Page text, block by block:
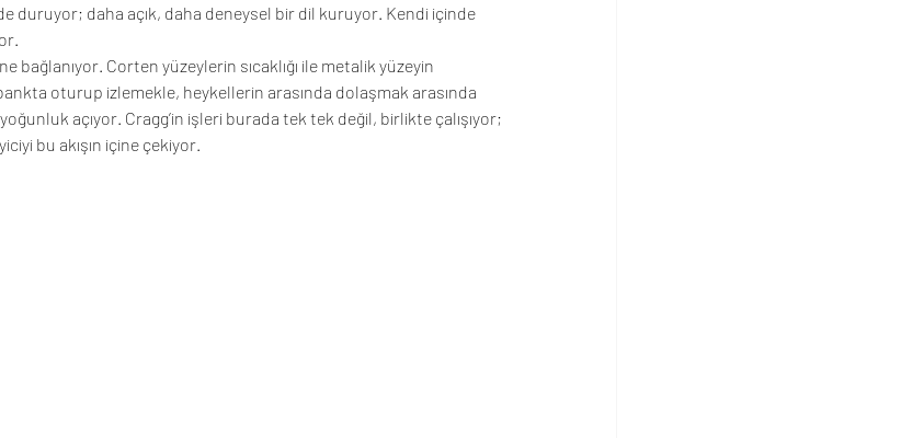
duruyor; daha açık, daha deneysel bir dil kuruyor. Kendi içinde
Corten yüzeylerin sıcaklığı ile metalik yüzeyin
oturup izlemekle, heykellerin arasında dolaşmak arasında
açıyor. Cragg’in işleri burada tek tek değil, birlikte çalışıyor;
bu akışın içine çekiyor.